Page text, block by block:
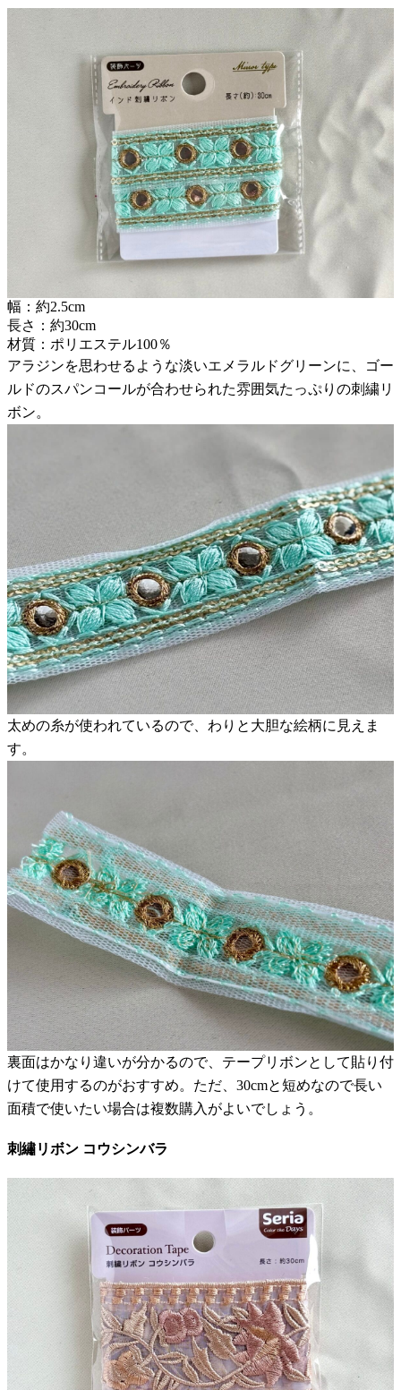
幅：約2.5cm
長さ：約30cm
材質：ポリエステル100％
アラジンを思わせるような淡いエメラルドグリーンに、ゴー
ルドのスパンコールが合わせられた雰囲気たっぷりの刺繍リ
ボン。
太めの糸が使われているので、わりと大胆な絵柄に見えま
す。
裏面はかなり違いが分かるので、テープリボンとして貼り付
けて使用するのがおすすめ。ただ、30cmと短めなので長い
面積で使いたい場合は複数購入がよいでしょう。
刺繡リボン コウシンバラ